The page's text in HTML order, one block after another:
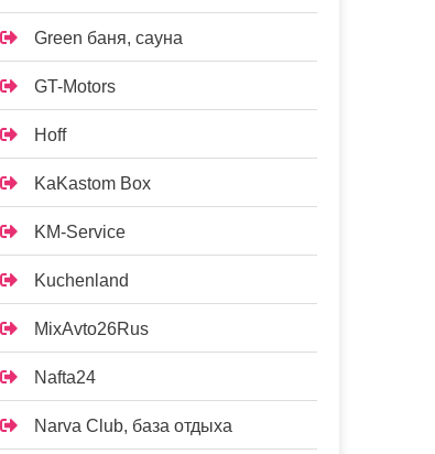
Green баня, сауна
GT-Motors
Hoff
KaKastom Box
KM-Service
Kuchenland
MixAvto26Rus
Nafta24
Narva Club, база отдыха